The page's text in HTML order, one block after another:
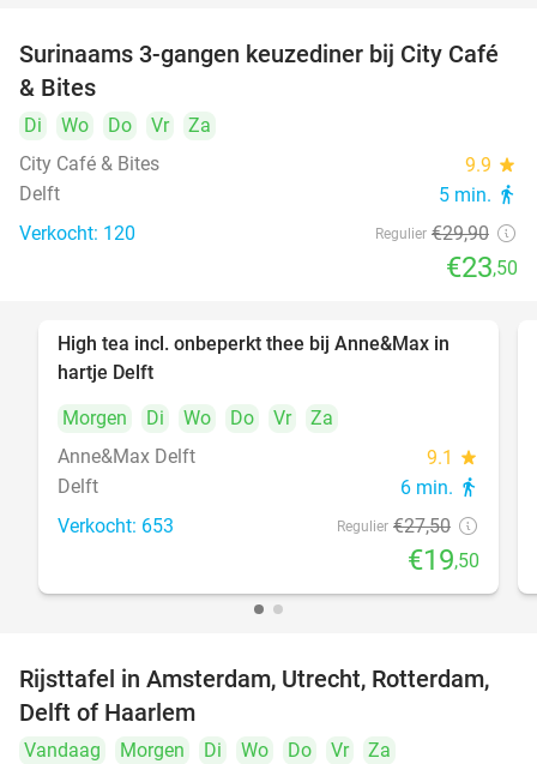
21%
Surinaams 3-gangen keuzediner bij City Café
& Bites
Di Wo Do Vr
Za
City Café & Bites
9.9 star
Delft 5 min. directions_walk
Verkocht: 120 Regulier €29,90
€23,50
29%
High tea incl. onbeperkt thee bij Anne&Max in
hartje Delft
Morgen
Di Wo Do Vr
Za
Anne&Max Delft
9.1 star
Delft 6 min. directions_walk
Verkocht: 653 Regulier €27,50
€19,50
19%
Rijsttafel in Amsterdam, Utrecht, Rotterdam,
Delft of Haarlem
Vandaag Morgen Di Wo Do Vr Za